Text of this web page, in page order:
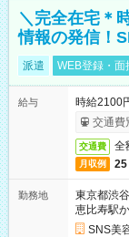
＼完全在宅＊
情報の発信！
派遣 WEB登録・面
給与
時給2100
交通費
交通費 全
月収例 25
勤務地
東京都渋
恵比寿駅
SNS美